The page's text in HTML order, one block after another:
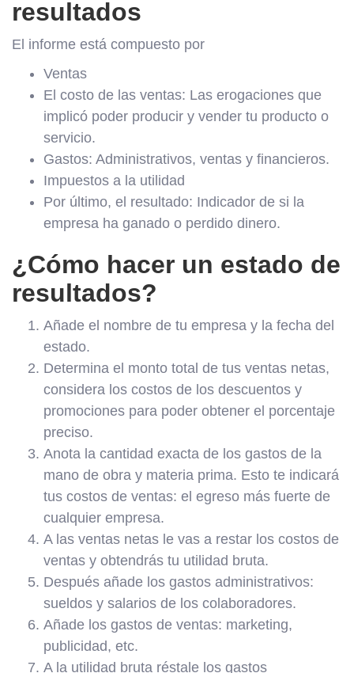
resultados
El informe está compuesto por
Ventas
El costo de las ventas: Las erogaciones que
implicó poder producir y vender tu producto o
servicio.
Gastos: Administrativos, ventas y financieros.
Impuestos a la utilidad
Por último, el resultado: Indicador de si la
empresa ha ganado o perdido dinero.
¿Cómo hacer un estado de
resultados?
Añade el nombre de tu empresa y la fecha del
estado.
Determina el monto total de tus ventas netas,
considera los costos de los descuentos y
promociones para poder obtener el porcentaje
preciso.
Anota la cantidad exacta de los gastos de la
mano de obra y materia prima. Esto te indicará
tus costos de ventas: el egreso más fuerte de
cualquier empresa.
A las ventas netas le vas a restar los costos de
ventas y obtendrás tu utilidad bruta.
Después añade los gastos administrativos:
sueldos y salarios de los colaboradores.
Añade los gastos de ventas: marketing,
publicidad, etc.
A la utilidad bruta réstale los gastos